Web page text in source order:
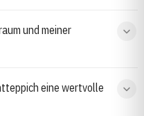
und meiner
eine wertvolle